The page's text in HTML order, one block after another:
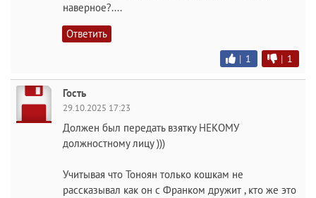
наверное?....
Ответить
| 1 | 1
Гость
29.10.2025 17:23
Должен был передать взятку НЕКОМУ
должностному лицу )))
Учитывая что Тоноян только кошкам не
рассказывал как он с Франком дружит , кто же это